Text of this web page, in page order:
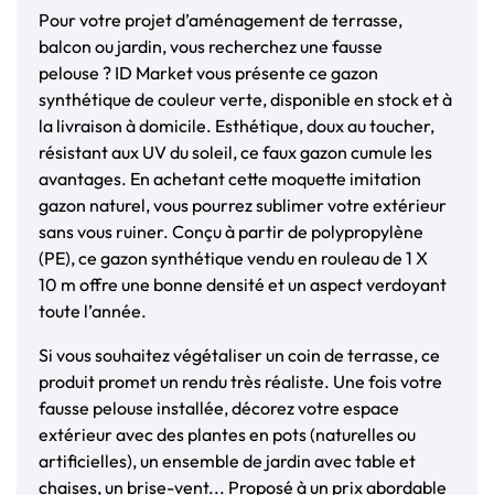
Pour votre projet d’aménagement de terrasse,
balcon ou jardin, vous recherchez une fausse
pelouse ? ID Market vous présente ce gazon
synthétique de couleur verte, disponible en stock et à
la livraison à domicile. Esthétique, doux au toucher,
résistant aux UV du soleil, ce faux gazon cumule les
avantages. En achetant cette moquette imitation
gazon naturel, vous pourrez sublimer votre extérieur
sans vous ruiner. Conçu à partir de polypropylène
(PE), ce gazon synthétique vendu en rouleau de 1 X
10 m offre une bonne densité et un aspect verdoyant
toute l’année.
Si vous souhaitez végétaliser un coin de terrasse, ce
produit promet un rendu très réaliste. Une fois votre
fausse pelouse installée, décorez votre espace
extérieur avec des plantes en pots (naturelles ou
artificielles), un ensemble de jardin avec table et
chaises, un brise-vent... Proposé à un prix abordable